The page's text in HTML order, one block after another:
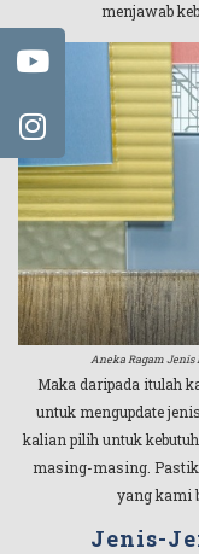
menjawab
Aneka Ragam
Maka daripada itulah
untuk mengupdate
kalian pilih untuk
masing-masing.
yang kami
Jenis-